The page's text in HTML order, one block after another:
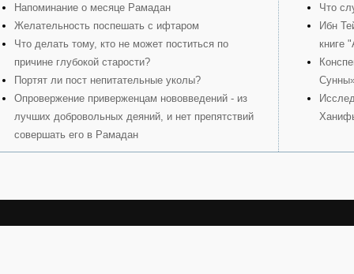
Напоминание о месяце Рамадан
Желательность поспешать с ифтаром
Что делать тому, кто не может поститься по
причине глубокой старости?
Портят ли пост непитательные уколы?
Опровержение приверженцам нововведений - из
лучших добровольных деяний, и нет препятствий
совершать его в Рамадан
Что
Ибн
книге